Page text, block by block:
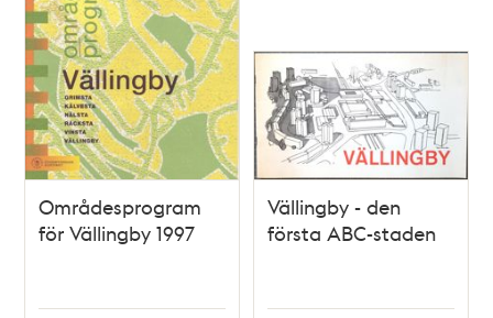
Områdesprogram
för Vällingby 1997
Vällingby - den
första ABC-staden